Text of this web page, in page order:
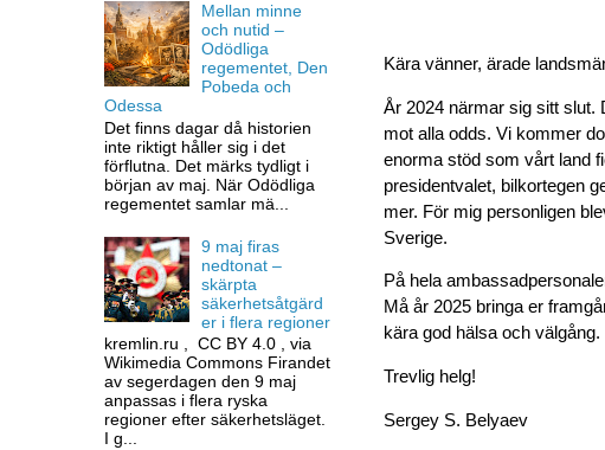
Kära vänner, ärade
År 2024 närmar sig sitt slut.
mot alla odds. Vi kommer
enorma stöd som vårt land
presidentvalet, bilkortegen
mer. För mig personligen
Sverige.
På hela
Må år 2025 bringa er
kära god hälsa och välgång.
Trevlig helg!
Sergey S. Belyaev
Mellan minne
och nutid –
Odödliga
regementet, Den
Pobeda och
Odessa
Det finns dagar då historien
inte riktigt håller sig i det
förflutna. Det märks tydligt i
början av maj. När Odödliga
regementet samlar mä...
9 maj firas
nedtonat –
skärpta
säkerhetsåtgärd
er i flera regioner
kremlin.ru , CC BY 4.0 , via
Wikimedia Commons Firandet
av segerdagen den 9 maj
anpassas i flera ryska
regioner efter säkerhetsläget.
I g...